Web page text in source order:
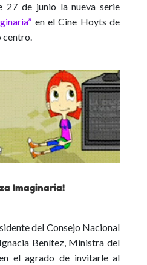
27 de junio la nueva serie
en el Cine Hoyts de
centro.
Imaginaria!
del Consejo Nacional
Benítez, Ministra del
el agrado de invitarle al